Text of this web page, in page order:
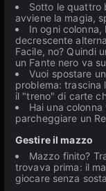
Sotto le quattro
avviene la magia,
In ogni colonna,
decrescente
Facile, no? Quindi
un Fante nero va
Vuoi spostare
problema: trascina
il "treno" di carte
Hai una
parcheggiare un
Gestire il mazzo
Mazzo finito?
trovava prima: il
giocare senza